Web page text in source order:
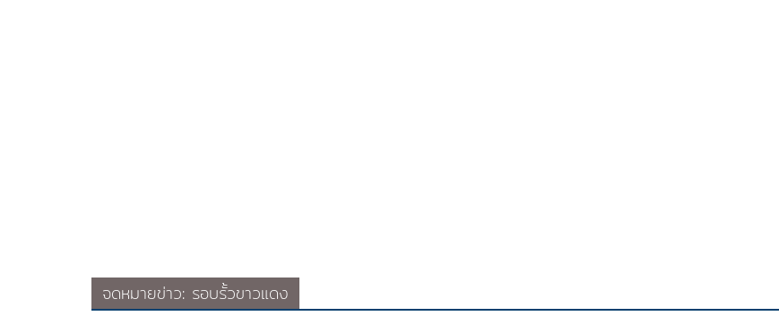
จดหมายข่าว: รอบรั้วขาวแดง